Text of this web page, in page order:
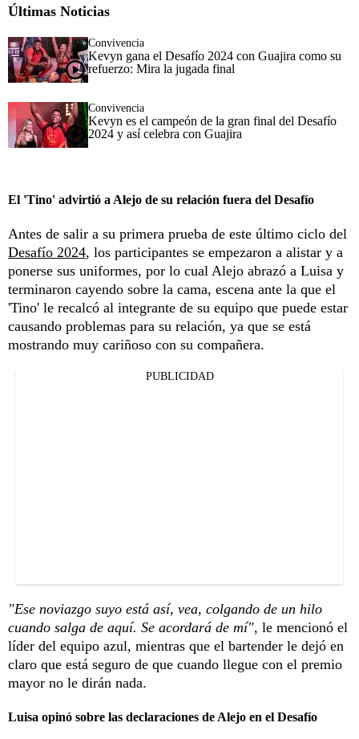
Últimas Noticias
Convivencia
Kevyn gana el Desafío 2024 con Guajira como su
refuerzo: Mira la jugada final
Convivencia
Kevyn es el campeón de la gran final del Desafío
2024 y así celebra con Guajira
El 'Tino' advirtió a Alejo de su relación fuera del Desafío
Antes de salir a su primera prueba de este último ciclo del
Desafío 2024, los participantes se empezaron a alistar y a
ponerse sus uniformes, por lo cual Alejo abrazó a Luisa y
terminaron cayendo sobre la cama, escena ante la que el
'Tino' le recalcó al integrante de su equipo que puede estar
causando problemas para su relación, ya que se está
mostrando muy cariñoso con su compañera.
PUBLICIDAD
"Ese noviazgo suyo está así, vea, colgando de un hilo
cuando salga de aquí. Se acordará de mí", le mencionó el
líder del equipo azul, mientras que el bartender le dejó en
claro que está seguro de que cuando llegue con el premio
mayor no le dirán nada.
Luisa opinó sobre las declaraciones de Alejo en el Desafío